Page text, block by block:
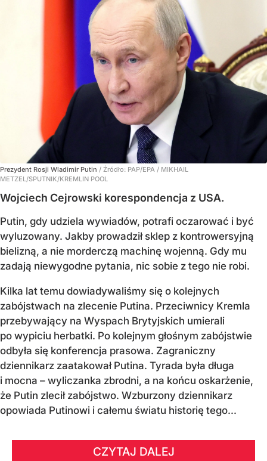
Prezydent Rosji Wladimir Putin / Źródło: PAP/EPA / MIKHAIL
METZEL/SPUTNIK/KREMLIN POOL
Wojciech Cejrowski korespondencja z USA.
Putin, gdy udziela wywiadów, potrafi oczarować i być
wyluzowany. Jakby prowadził sklep z kontrowersyjną
bielizną, a nie morderczą machinę wojenną. Gdy mu
zadają niewygodne pytania, nic sobie z tego nie robi.
Kilka lat temu dowiadywaliśmy się o kolejnych
zabójstwach na zlecenie Putina. Przeciwnicy Kremla
przebywający na Wyspach Brytyjskich umierali
po wypiciu herbatki. Po kolejnym głośnym zabójstwie
odbyła się konferencja prasowa. Zagraniczny
dziennikarz zaatakował Putina. Tyrada była długa
i mocna – wyliczanka zbrodni, a na końcu oskarżenie,
że Putin zlecił zabójstwo. Wzburzony dziennikarz
opowiada Putinowi i całemu światu historię tego...
CZYTAJ DALEJ